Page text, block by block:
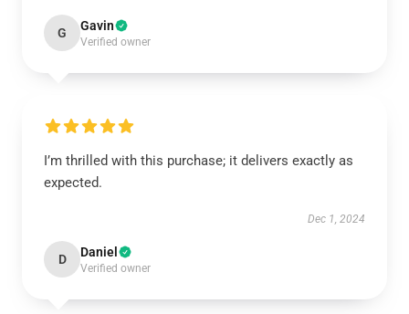
G Gavin
Verified owner
I’m thrilled with this purchase; it delivers exactly as
expected.
Dec 1, 2024
D Daniel
Verified owner